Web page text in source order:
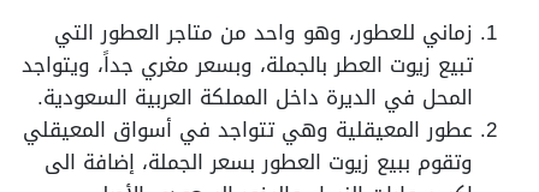
زماني للعطور، وهو واحد من متاجر العطور التي
تبيع زيوت العطر بالجملة، وبسعر مغري جداً، ويتواجد
المحل في الديرة داخل المملكة العربية السعودية.
عطور المعيقلية وهي تتواجد في أسواق المعيقلي
وتقوم ببيع زيوت العطور بسعر الجملة، إضافة الى